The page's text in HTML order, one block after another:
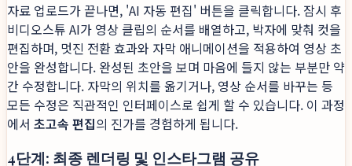
자료 업로드가 끝나면, 'AI 자동 편집' 버튼을 클릭합니다. 잠시 후
비디오스튜 AI가 영상 클립의 순서를 배열하고, 박자에 맞춰 컷을
편집하며, 멋진 전환 효과와 자막 애니메이션을 적용하여 영상 초
안을 완성합니다. 완성된 초안을 보며 마음에 들지 않는 부분만 약
간 수정합니다. 자막의 위치를 옮기거나, 영상 순서를 바꾸는 등
모든 수정은 직관적인 인터페이스로 쉽게 할 수 있습니다. 이 과정
에서 초고속 편집의 진가를 경험하게 됩니다.
4단계: 최종 렌더링 및 인스타그램 공유